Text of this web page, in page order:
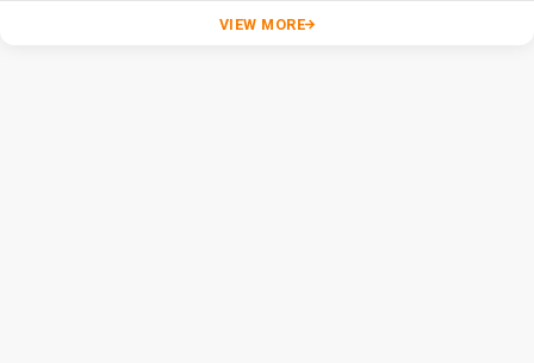
VIEW MORE